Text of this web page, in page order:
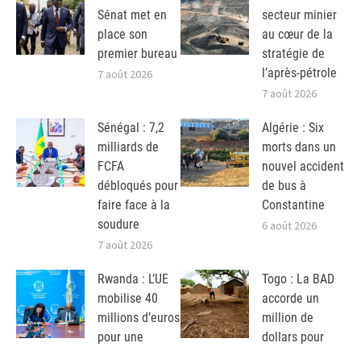
Sénat met en
place son
premier bureau
7 août 2026
secteur minier
au cœur de la
stratégie de
l’après-pétrole
7 août 2026
Sénégal : 7,2
milliards de
FCFA
débloqués pour
faire face à la
soudure
7 août 2026
Algérie : Six
morts dans un
nouvel accident
de bus à
Constantine
6 août 2026
Rwanda : L’UE
mobilise 40
millions d’euros
pour une
Togo : La BAD
accorde un
million de
dollars pour